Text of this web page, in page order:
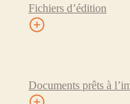
Fichiers d’édition
Documents prêts à